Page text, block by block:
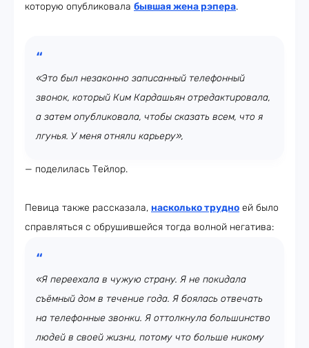
которую опубликовала бывшая жена рэпера.
«Это был незаконно записанный телефонный
звонок, который Ким Кардашьян отредактировала,
а затем опубликовала, чтобы сказать всем, что я
лгунья. У меня отняли карьеру»,
— поделилась Тейлор.
Певица также рассказала, насколько трудно ей было
справляться с обрушившейся тогда волной негатива:
«Я переехала в чужую страну. Я не покидала
съёмный дом в течение года. Я боялась отвечать
на телефонные звонки. Я оттолкнула большинство
людей в своей жизни, потому что больше никому